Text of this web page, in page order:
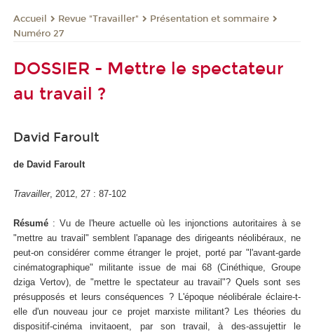
Accueil Revue "Travailler"
Présentation et sommaire
Numéro 27
DOSSIER - Mettre le spectateur
au travail ?
David Faroult
de David Faroult
Travailler, 2012, 27 : 87-102
Résumé : Vu de l'heure actuelle où les injonctions autoritaires à se
"mettre au travail" semblent l'apanage des dirigeants néolibéraux, ne
peut-on considérer comme étranger le projet, porté par "l'avant-garde
cinématographique" militante issue de mai 68 (Cinéthique, Groupe
dziga Vertov), de "mettre le spectateur au travail"? Quels sont ses
présupposés et leurs conséquences ? L'époque néolibérale éclaire-t-
elle d'un nouveau jour ce projet marxiste militant? Les théories du
dispositif-cinéma invitaoent, par son travail, à des-assujettir le